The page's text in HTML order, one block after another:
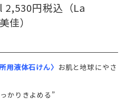
2,530円税込（La
佳）
用液体石けん〉 お肌と地球にやさ
かりきよめる”